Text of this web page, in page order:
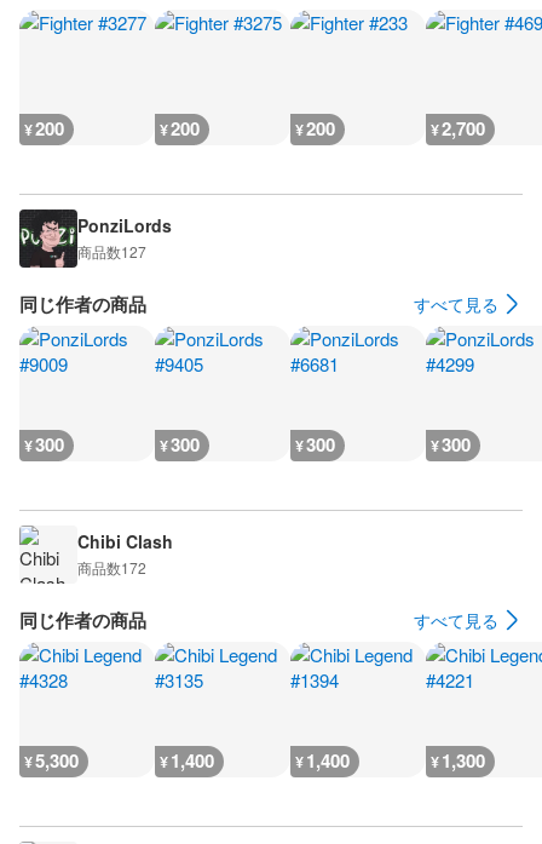
¥200 ¥200 ¥200 ¥2,700
PonziLords
商品数127
同じ作者の商品 すべて見る
¥300 ¥300 ¥300 ¥300
Chibi Clash
商品数172
同じ作者の商品 すべて見る
¥5,300 ¥1,400 ¥1,400 ¥1,300